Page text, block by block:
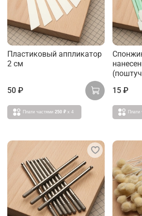
Пластиковый аппликатор
2 см
50 ₽
Плати частями 250 ₽ x 4
15 ₽
Плати